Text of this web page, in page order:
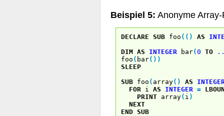
Beispiel 5: Anonyme
DECLARE SUB foo ( ( ) AS
DIM AS INTEGER bar(0 TO
foo ( bar( ) )
SLEEP
SUB foo ( array( ) AS
FOR i AS INTEGER =
PRINT array( i )
NEXT
END SUB